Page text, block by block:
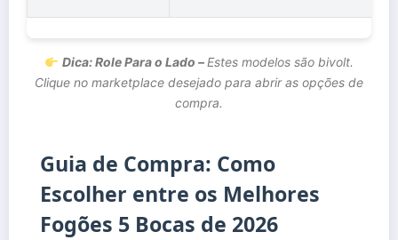
Dica: Role Para o Lado –Estes modelos são bivolt.
Clique no marketplace desejado para abrir as opções de
compra.
Guia de Compra: Como
Escolher entre os Melhores
Fogões 5 Bocas de 2026